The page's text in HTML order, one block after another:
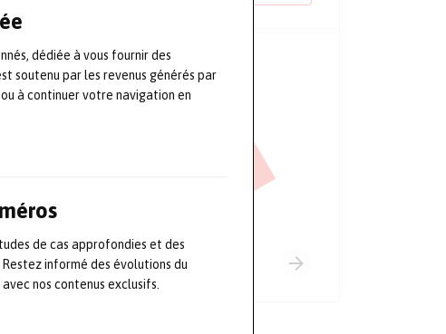
dédiée à vous fournir des
soutenu par les revenus générés par
à continuer votre navigation en
de cas approfondies et des
informé des évolutions du
nos contenus exclusifs.
PRINCIPAUX PARTENAIRES